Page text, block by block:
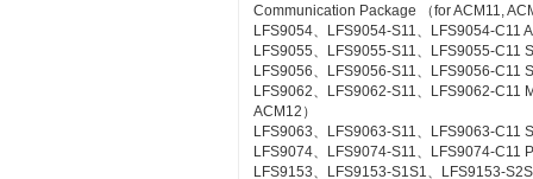
Communication Package （for ACM11,
LFS9054、LFS9054-S11、LFS9054-C11
LFS9055、LFS9055-S11、LFS9055-C11
LFS9056、LFS9056-S11、LFS9056-C11
LFS9062、LFS9062-S11、LFS9062-C11
ACM12）
LFS9063、LFS9063-S11、LFS9063-C11
LFS9074、LFS9074-S11、LFS9074-C11
LFS9153、LFS9153-S1S1、LFS9153-